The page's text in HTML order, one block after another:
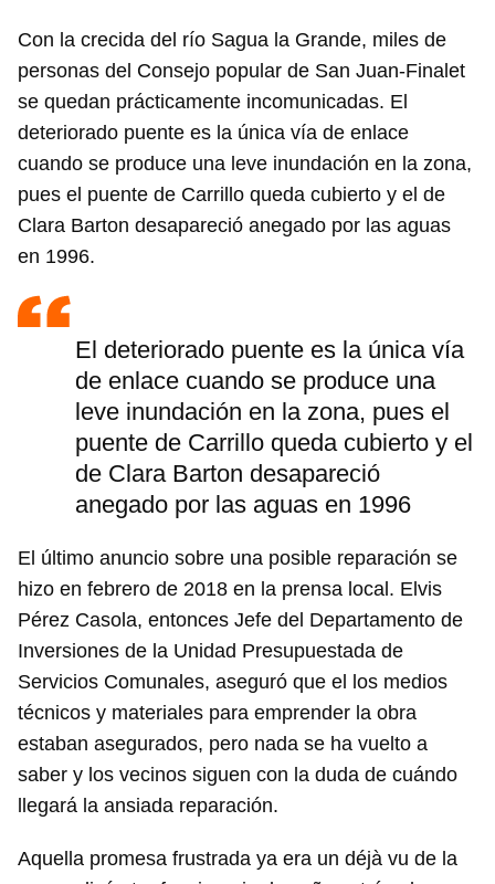
Con la crecida del río Sagua la Grande, miles de
personas del Consejo popular de San Juan-Finalet
se quedan prácticamente incomunicadas. El
deteriorado puente es la única vía de enlace
cuando se produce una leve inundación en la zona,
pues el puente de Carrillo queda cubierto y el de
Clara Barton desapareció anegado por las aguas
en 1996.
El deteriorado puente es la única vía
de enlace cuando se produce una
leve inundación en la zona, pues el
puente de Carrillo queda cubierto y el
de Clara Barton desapareció
anegado por las aguas en 1996
El último anuncio sobre una posible reparación se
hizo en febrero de 2018 en la prensa local. Elvis
Pérez Casola, entonces Jefe del Departamento de
Inversiones de la Unidad Presupuestada de
Servicios Comunales, aseguró que el los medios
técnicos y materiales para emprender la obra
estaban asegurados, pero nada se ha vuelto a
saber y los vecinos siguen con la duda de cuándo
llegará la ansiada reparación.
Aquella promesa frustrada ya era un déjà vu de la